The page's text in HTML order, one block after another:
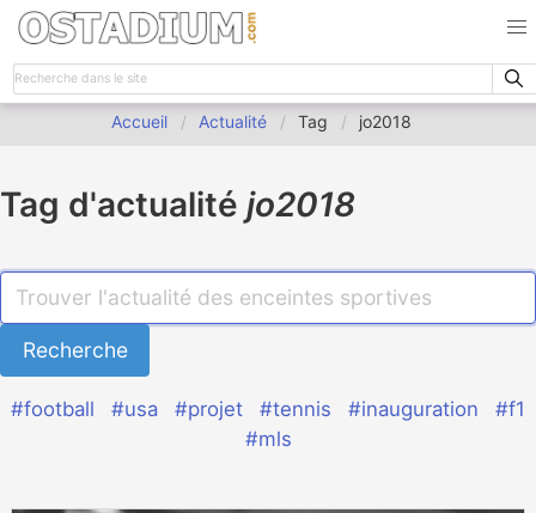
Accueil Actualité Tag jo2018
Tag d'actualité jo2018
#football #usa #projet #tennis #inauguration
#f1
#mls